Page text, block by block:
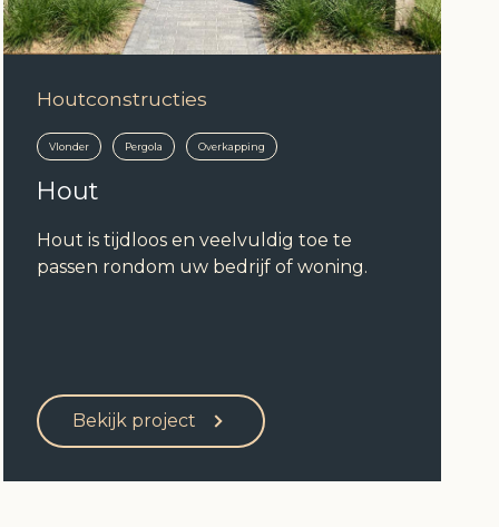
Houtconstructies
Vlonder Pergola Overkapping
Hout
Hout is tijdloos en veelvuldig toe te
passen rondom uw bedrijf of woning.
Bekijk project